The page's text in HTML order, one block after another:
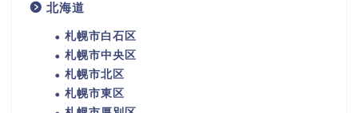
北海道
札幌市白石区
札幌市中央区
札幌市北区
札幌市東区